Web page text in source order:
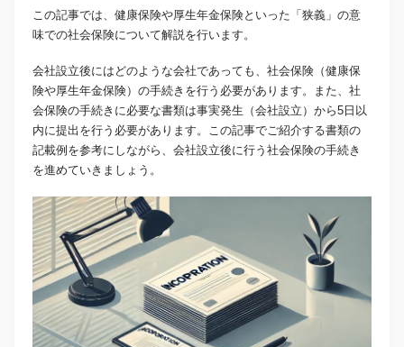
この記事では、健康保険や厚生年金保険といった「狭義」の意
味での社会保険について解説を行います。
会社設立後にはどのような会社であっても、社会保険（健康保
険や厚生年金保険）の手続きを行う必要があります。また、社
会保険の手続きに必要な書類は事実発生（会社設立）から5日以
内に提出を行う必要があります。この記事でご紹介する書類の
記載例を参考にしながら、会社設立後に行う社会保険の手続き
を進めていきましょう。